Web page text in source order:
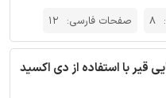
8 صفحات فارسی: 12
قیر با استفاده از دی اکسید